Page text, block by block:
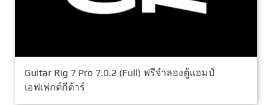
Guitar Rig 7 Pro 7.0.2 (Full) ฟรีจำลองตู้แอมป์
เอฟเฟกต์กีต้าร์